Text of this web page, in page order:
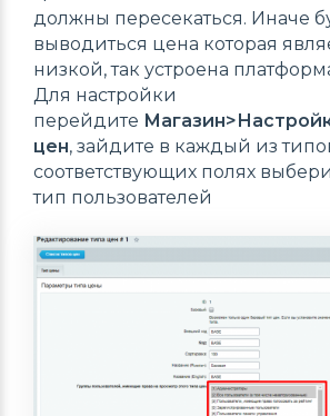
должны пересекаться. Иначе
выводиться цена которая
низкой, так устроена
Для настройки
перейдите
цен, зайдите в каждый из
соответствующих полях
тип пользователей